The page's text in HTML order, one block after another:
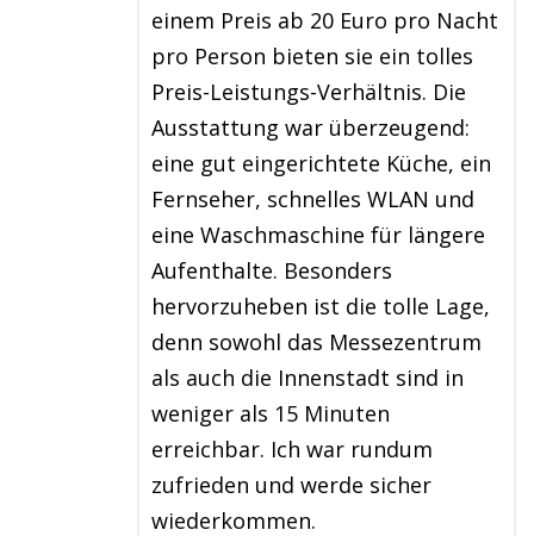
einem Preis ab 20 Euro pro Nacht
pro Person bieten sie ein tolles
Preis-Leistungs-Verhältnis. Die
Ausstattung war überzeugend:
eine gut eingerichtete Küche, ein
Fernseher, schnelles WLAN und
eine Waschmaschine für längere
Aufenthalte. Besonders
hervorzuheben ist die tolle Lage,
denn sowohl das Messezentrum
als auch die Innenstadt sind in
weniger als 15 Minuten
erreichbar. Ich war rundum
zufrieden und werde sicher
wiederkommen.